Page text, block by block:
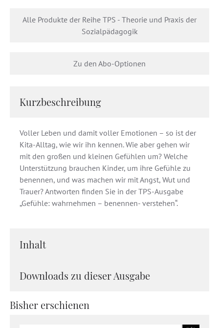
Zu den Abo-Optionen
Alle Produkte der Reihe TPS - Theorie und Praxis der
Sozialpädagogik
Kurzbeschreibung
Voller Leben und damit voller Emotionen – so ist der
Kita-Alltag, wie wir ihn kennen. Wie aber gehen wir
mit den großen und kleinen Gefühlen um? Welche
Unterstützung brauchen Kinder, um ihre Gefühle zu
benennen, und was machen wir mit Angst, Wut und
Trauer? Antworten finden Sie in der TPS-Ausgabe
„Gefühle: wahrnehmen – benennen- verstehen“.
Inhalt
Downloads zu dieser Ausgabe
Bisher erschienen